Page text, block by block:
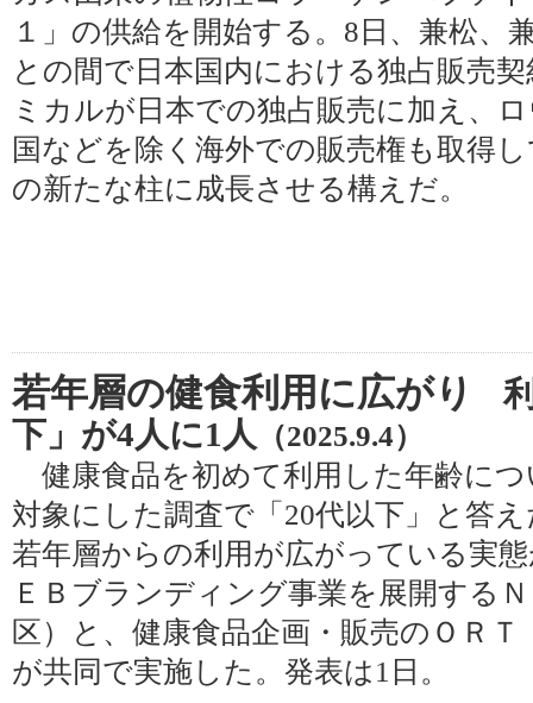
１」の供給を開始する。8日、兼松、
との間で日本国内における独占販売
ミカルが日本での独占販売に加え、
国などを除く海外での販売権も取得
の新たな柱に成長させる構えだ。
若年層の健食利用に広がり
下」が4人に1人
（2025.9.4）
健康食品を初めて利用した年齢に
対象にした調査で「20代以下」と答
若年層からの利用が広がっている実
ＥＢブランディング事業を展開する
区）と、健康食品企画・販売のＯＲ
が共同で実施した。発表は1日。